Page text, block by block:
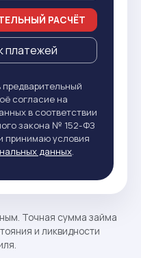
РАСЧЁТ
платежей
согласие на
в соответствии
закона № 152-ФЗ
принимаю условия
данных.
Точная сумма займа
и ликвидности